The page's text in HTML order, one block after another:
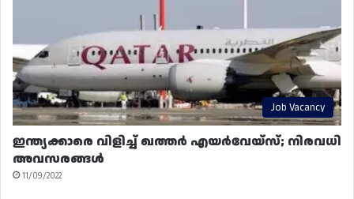
Job Vacancy
ഇന്ത്യക്കാരെ വിളിച്ച് ഖത്തർ എയർവേയ്‌സ്; നിരവധി
അവസരങ്ങൾ
11/09/2022